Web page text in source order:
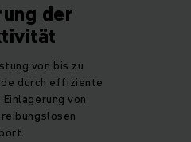
der
von bis zu
durch effiziente
von